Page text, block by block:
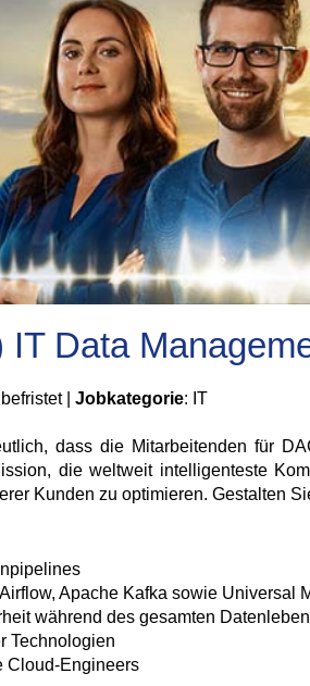
Data
| Jobkategorie: IT
dass die Mitarbeitenden für
die weltweit intelligenteste
Kunden zu optimieren. Gestalten
Apache Kafka sowie Universal
während des gesamten
Technologien
Cloud-Engineers